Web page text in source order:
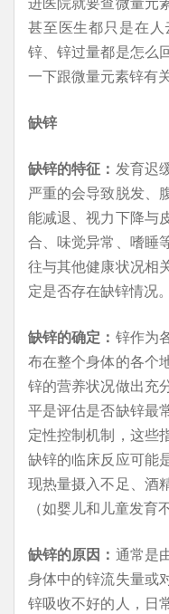
甚至医生都只是在
锌、锌过量都是怎么
一下跟微量元素锌有
缺锌
缺锌的特征： 发育迟
严重的会导致脱发、
能减退、视力下降与
合、味觉异常、嗜睡
往与其他健康状况相
定是否存在缺锌情况。
缺锌的确定 ： 锌作为
布在整个身体的各个
锌的营养状况做出充
平是评估是否缺锌最
定性控制机制，这些
缺锌的临床反应可能
现热量摄入不足、酒
（如婴儿和儿童发育
缺锌的原因： 通常是
身体中的锌流失量或
锌吸收不好的人，日